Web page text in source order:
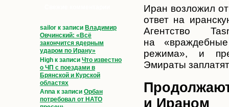
sailor к записи Владимир
Овчинский: «Всё
закончится ядерным
ударом по Ирану»
High к записи Что известно
о ЧП с поездами в
Брянской и Курской
областях
Anna к записи Орбан
потребовал от НАТО
Иран возложил
ответ на
Агентство
на
режима», и
Эмираты
и Ираном